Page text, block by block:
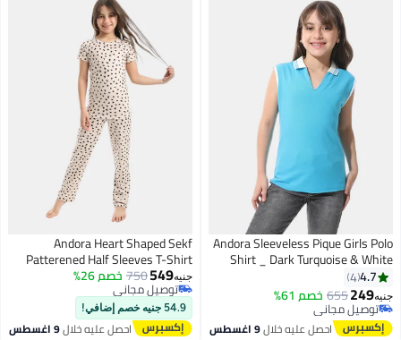
9
Andora Sleeveless Pique Girls Polo
Shirt _ Dark Turquoise & White
4.7
4
جنيه249
655 خصم 61%
توصيل مجاني
توصيل مجانياحصل عليه خلال9 اغسطس
3
Andora Heart Shaped Sekf
Patterened Half Sleeves T-Shirt
And Pants Pijama Set _Beige &
Brown
جنيه549
750 خصم 26%
توصيل مجاني
توصيل مجاني
54.9 جنيه خصم إضافي!
احصل عليه خلال9 اغسطس